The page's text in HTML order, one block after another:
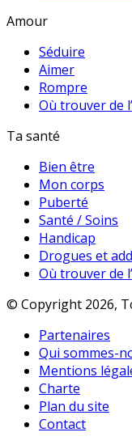
Amour
Séduire
Aimer
Rompre
Où trouver de
Ta santé
Bien être
Mon corps
Puberté
Santé / Soins
Handicap
Drogues et
Où trouver de
© Copyright 2026,
Partenaires
Qui sommes-
Mentions
Charte
Plan du site
Contact